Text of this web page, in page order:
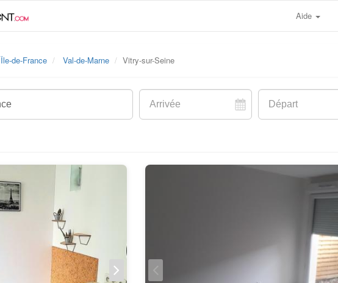
Aide
Île-de-France Val-de-Marne Vitry-sur-Seine